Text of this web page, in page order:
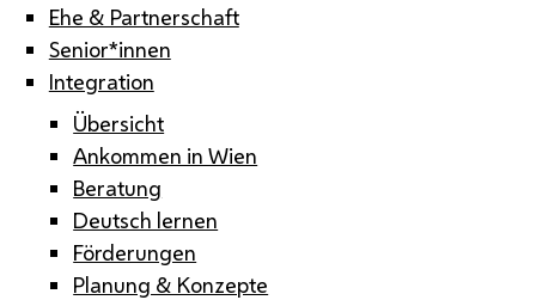
Ehe & Partnerschaft
Senior*innen
Integration
Übersicht
Ankommen in Wien
Beratung
Deutsch lernen
Förderungen
Planung & Konzepte